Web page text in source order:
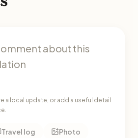
a local update, or add a useful detail
Travel log
Photo